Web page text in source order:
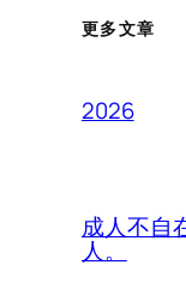
更多文章
2026
成人不自
人。